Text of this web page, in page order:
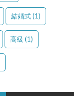
結婚式(1)
高級 (1)